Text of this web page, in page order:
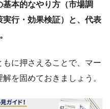
本的なやり方（市場調
行・効果検証）と、代表
に押さえることで、マー
を固めておきましょう。